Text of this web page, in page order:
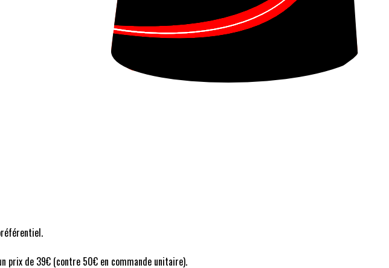
prix de 39€ (contre 50€ en commande unitaire).